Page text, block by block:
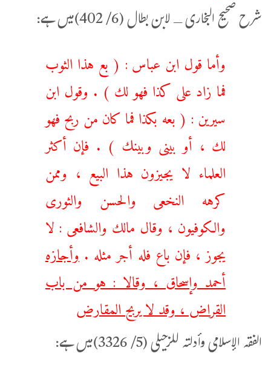
شرح صحيح البخارى ـ لابن بطال (6/ 402)میں ہے:
وأما قول ابن عباس : ( بع هذا الثوب
فما زاد على كذا فهو لك ) . وقول ابن
سيرين : ( بعه بكذا فما كان من ربح فهو
لك ، أو بينى وبينك ) . فإن أكثر
العلماء لا يجيزون هذا البيع ، وممن
كرهه النخعى والحسن والثورى
والكوفيون ، وقال مالك والشافعى : لا
يجوز ، فإن باع فله أجر مثله .وأجازه
أحمد وإسحاق ، وقالا : هو من باب
القراض ، وقد لا يربح المقارض
الفقہ الإسلامی وأدلتہ للزحیلی (5/ 3326)میں ہے: